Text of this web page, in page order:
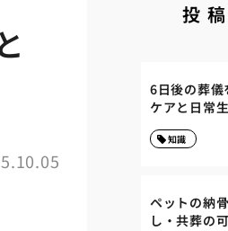
投
6日後の葬儀
ケアと日常
知識
ペットの納
し・共葬の